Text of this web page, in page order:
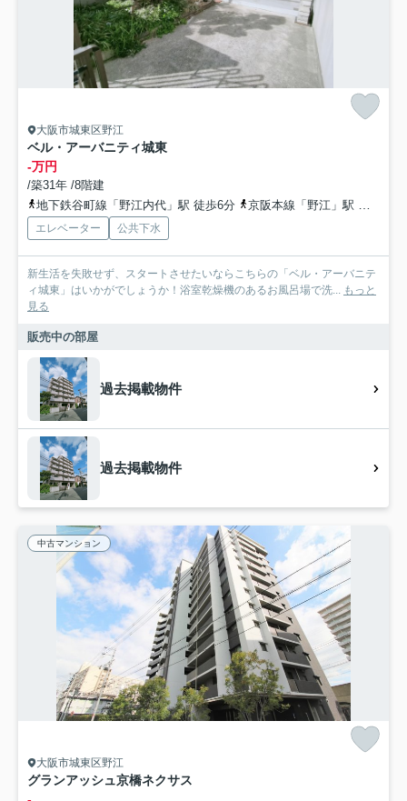
大阪市城東区野江
ベル・アーバニティ城東
-万円
/築31年 /8階建
地下鉄谷町線「野江内代」駅 徒歩6分
京阪本線「野江」駅 徒歩7分
エレベーター 公共下水
新生活を失敗せず、スタートさせたいならこちらの「ベル・アーバニテ
ィ城東」はいかがでしょうか！浴室乾燥機のあるお風呂場で洗... もっと
見る
販売中の部屋
過去掲載物件
過去掲載物件
中古マンション
大阪市城東区野江
グランアッシュ京橋ネクサス